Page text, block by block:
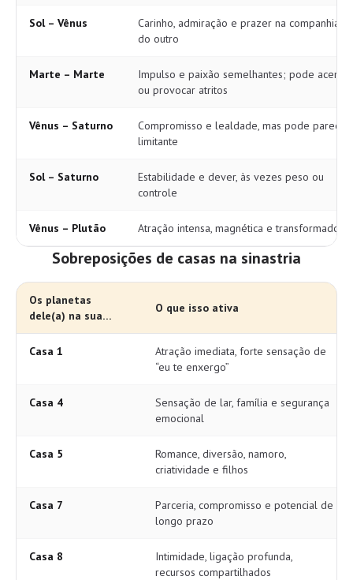
Sol – Vênus
Carinho, admiração e prazer na companhia
do outro
Marte – Marte
Impulso e paixão semelhantes; pode
ou provocar atritos
Vênus – Saturno
Compromisso e lealdade, mas pode parecer
limitante
Sol – Saturno
Estabilidade e dever, às vezes peso ou
controle
Vênus – Plutão Atração intensa, magnética e transformadora
Sobreposições de casas na sinastria
Os planetas
dele(a) na sua…
O que isso ativa
Casa 1
Atração imediata, forte sensação de
“eu te enxergo”
Casa 4
Sensação de lar, família e segurança
emocional
Casa 5
Romance, diversão, namoro,
criatividade e filhos
Casa 7
Parceria, compromisso e potencial de
longo prazo
Casa 8
Intimidade, ligação profunda,
recursos compartilhados